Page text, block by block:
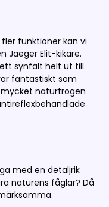
funktioner kan vi
Jaeger Elit-kikare.
synfält helt ut till
fantastiskt som
naturtrogen
med en detaljrik
naturens fåglar? Då